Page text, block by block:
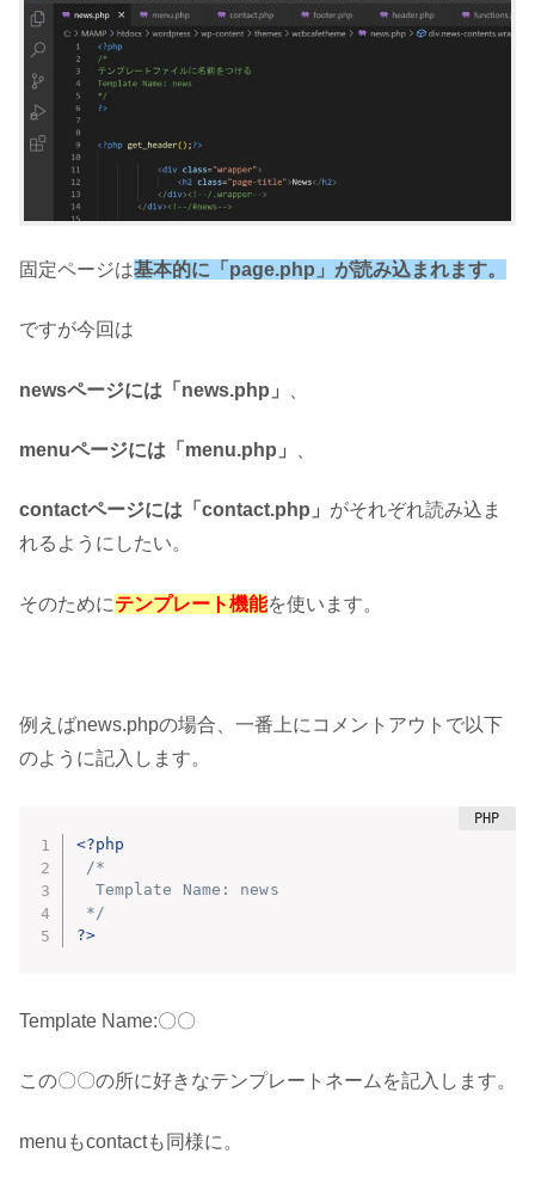
固定ページは基本的に「page.php」が読み込まれます。
ですが今回は
newsページには「news.php」
menuページには「menu.php」
contactページには「contact.php」 がそれぞれ読み込ま
れるようにしたい。
そのためにテンプレート機能を使います。
例えばnews.phpの場合、一番上にコメントアウトで以下
のように記入します。
<?php
/*
  Template Name: news
*/
?>
Template Name:〇〇
この〇〇の所に好きなテンプレートネームを記入します。
menuもcontactも同様に。